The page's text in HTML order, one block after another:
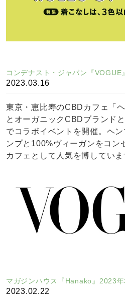
コンデナスト・ジャパン『
2023.03.16
東京・恵比寿のCBDカフェ「
とオーガニックCBDブランド
でコラボイベントを開催。ヘ
ンプと100%ヴィーガンをコン
カフェとして人気を博してい
カのCBDオイルや結晶状の
配合した見た目も可愛いスム
是非こちらより記事をお読み
ue.co.jp/fashion/article/hemp-
マガジンハウス『Hanako』2023
2023.02.22